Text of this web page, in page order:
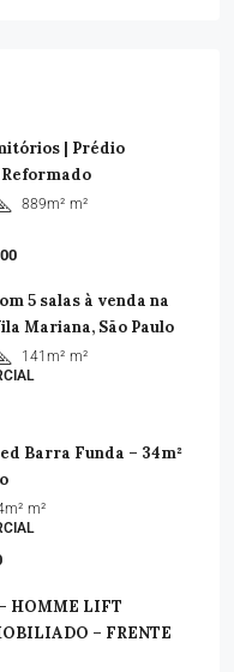
| Prédio
889m² m²
5 salas à venda na
Mariana, São Paulo
141m² m²
Barra Funda – 34m²
m²
HOMME LIFT
– FRENTE